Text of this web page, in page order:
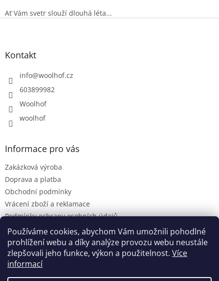
Používáme cookies, abychom Vám umožnili pohodlné
prohlížení webu a díky analýze provozu webu neustále
zlepšovali jeho funkce, výkon a použitelnost. Více
informací
Ať Vám svetr slouží dlouhá léta...
Z
Kontakt
info@woolhof.cz
603899982
Woolhof
woolhof
Informace pro vás
Zakázková výroba
Doprava a platba
Obchodní podmínky
Vrácení zboží a reklamace
Podmínky ochrany osobních údajů
Woolhof v médiích